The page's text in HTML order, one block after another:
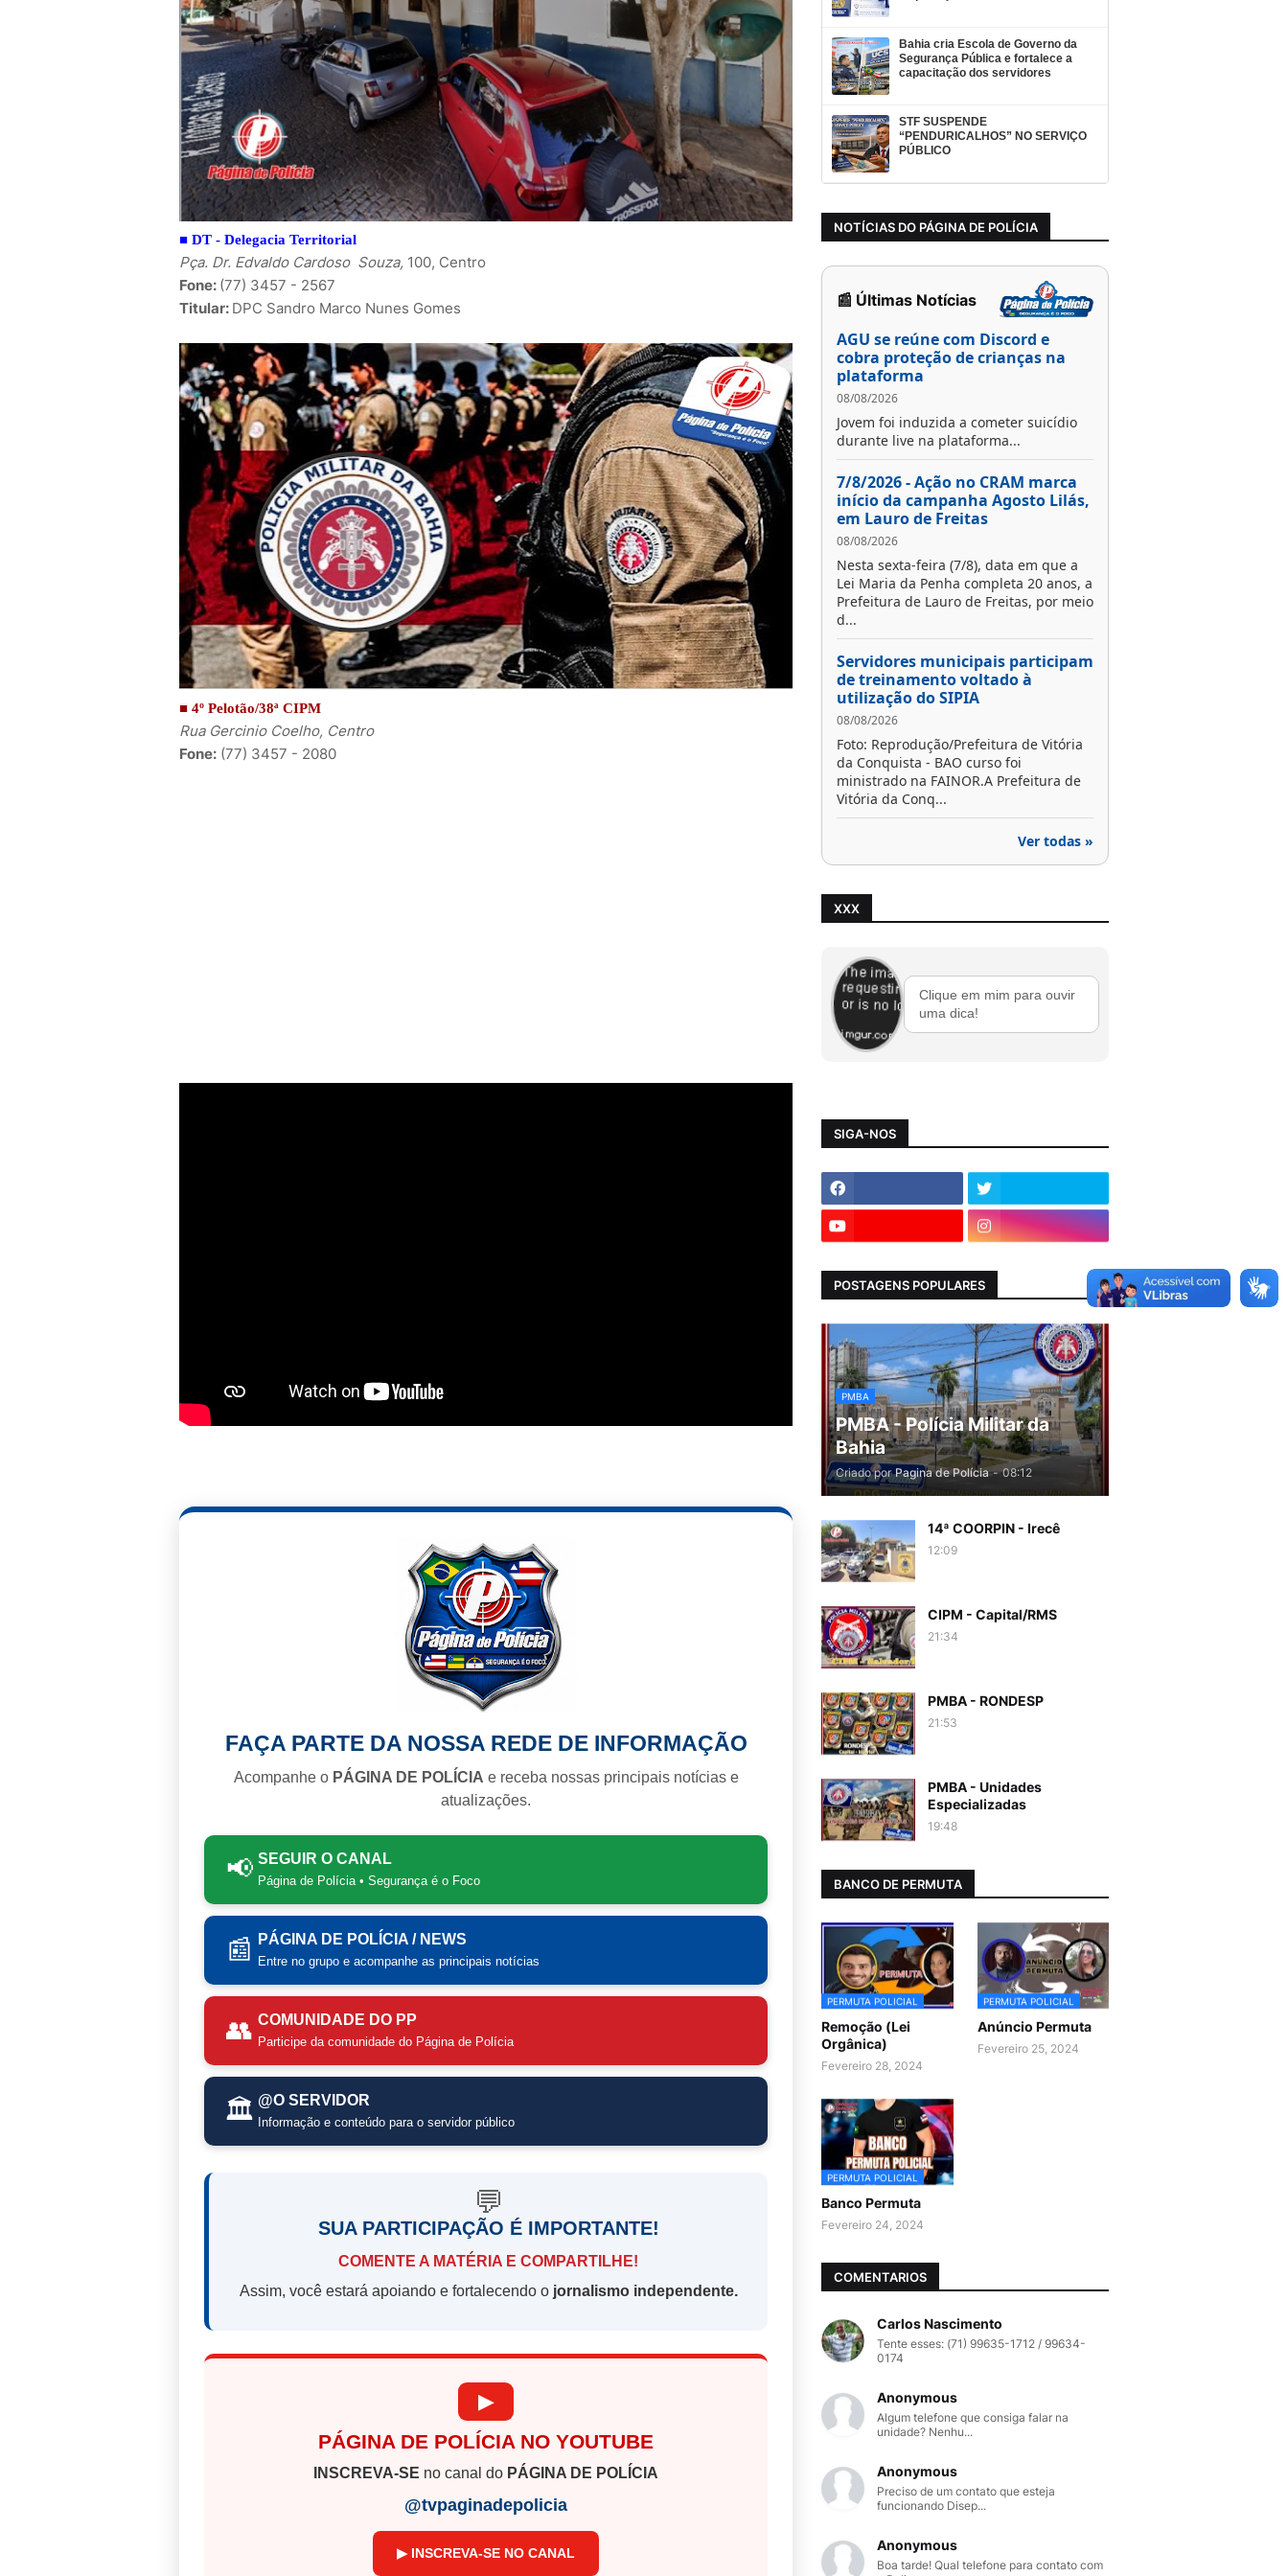
■ DT - Delegacia Territorial
Pça. Dr. Edvaldo Cardoso Souza, 100, Centro
Fone: (77) 3457 - 2567
Titular: DPC Sandro Marco Nunes Gomes
■ 4º Pelotão/38ª CIPM
Rua Gercinio Coelho, Centro
Fone: (77) 3457 - 2080
FAÇA PARTE DA NOSSA REDE DE INFORMAÇÃO
Acompanhe o PÁGINA DE POLÍCIA e receba nossas principais notícias e
atualizações.
📢 SEGUIR O CANAL
Página de Polícia • Segurança é o Foco
📰 PÁGINA DE POLÍCIA / NEWS
Entre no grupo e acompanhe as principais notícias
👥 COMUNIDADE DO PP
Participe da comunidade do Página de Polícia
🏛️ @O SERVIDOR
Informação e conteúdo para o servidor público
💬
SUA PARTICIPAÇÃO É IMPORTANTE!
COMENTE A MATÉRIA E COMPARTILHE!
Assim, você estará apoiando e fortalecendo o jornalismo independente.
▶
PÁGINA DE POLÍCIA NO YOUTUBE
INSCREVA-SE no canal do PÁGINA DE POLÍCIA
@tvpaginadepolicia
▶ INSCREVA-SE NO CANAL
Bahia cria Escola de Governo da
Segurança Pública e fortalece a
capacitação dos servidores
STF SUSPENDE
“PENDURICALHOS” NO SERVIÇO
PÚBLICO
NOTÍCIAS DO PÁGINA DE POLÍCIA
📰 Últimas Notícias
AGU se reúne com Discord e
cobra proteção de crianças na
plataforma
08/08/2026
Jovem foi induzida a cometer suicídio
durante live na plataforma...
7/8/2026 - Ação no CRAM marca
início da campanha Agosto Lilás,
em Lauro de Freitas
08/08/2026
Nesta sexta-feira (7/8), data em que a
Lei Maria da Penha completa 20 anos, a
Prefeitura de Lauro de Freitas, por meio
d...
Servidores municipais participam
de treinamento voltado à
utilização do SIPIA
08/08/2026
Foto: Reprodução/Prefeitura de Vitória
da Conquista - BAO curso foi
ministrado na FAINOR.A Prefeitura de
Vitória da Conq...
Ver todas »
XXX
Clique em mim para ouvir
uma dica!
SIGA-NOS
POSTAGENS POPULARES
PMBA
PMBA - Polícia Militar da
Bahia
Criado por Pagina de Polícia - 08:12
14ª COORPIN - Irecê
12:09
CIPM - Capital/RMS
21:34
PMBA - RONDESP
21:53
PMBA - Unidades
Especializadas
19:48
BANCO DE PERMUTA
PERMUTA POLICIAL
Remoção (Lei
Orgânica)
Fevereiro 28, 2024
PERMUTA POLICIAL
Anúncio Permuta
Fevereiro 25, 2024
PERMUTA POLICIAL
Banco Permuta
Fevereiro 24, 2024
COMENTARIOS
Carlos Nascimento
Tente esses: (71) 99635-1712 / 99634-
0174
Anonymous
Algum telefone que consiga falar na
unidade? Nenhu...
Anonymous
Preciso de um contato que esteja
funcionando Disep...
Anonymous
Boa tarde! Qual telefone para contato com